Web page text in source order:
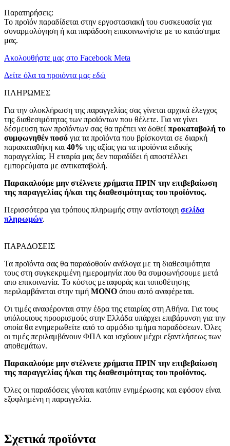
Παρατηρήσεις:
Το προϊόν παραδίδεται στην εργοστασιακή του συσκευασία για
συναρμολόγηση ή και παράδοση επικοινωνήστε με το κατάστημα
μας.
Ακολουθήστε μας στο Facebook Meta
Δείτε όλα τα προιόντα μας εδώ
ΠΛΗΡΩΜΕΣ
Για την ολοκλήρωση της παραγγελίας σας γίνεται αρχικά έλεγχος
της διαθεσιμότητας των προϊόντων που θέλετε. Για να γίνει
δέσμευση των προϊόντων σας θα πρέπει να δοθεί προκαταβολή το
συμφωνηθέν ποσό για τα προϊόντα που βρίσκονται σε διαρκή
παρακαταθήκη και 40% της αξίας για τα προϊόντα ειδικής
παραγγελίας. Η εταιρία μας δεν παραδίδει ή αποστέλλει
εμπορεύματα με αντικαταβολή.
Παρακαλούμε μην στέλνετε χρήματα ΠΡΙΝ την επιβεβαίωση
της παραγγελίας ή/και της διαθεσιμότητας του προϊόντος.
Περισσότερα για τρόπους πληρωμής στην αντίστοιχη σελίδα
πληρωμών.
ΠΑΡΑΔΟΣΕΙΣ
Τα προϊόντα σας θα παραδοθούν ανάλογα με τη διαθεσιμότητα
τους στη συγκεκριμένη ημερομηνία που θα συμφωνήσουμε μετά
απο επικοινωνία. Το κόστος μεταφοράς και τοποθέτησης
περιλαμβάνεται στην τιμή MONO όπου αυτό αναφέρεται.
Οι τιμές αναφέρονται στην έδρα της εταιρίας στη Αθήνα. Για τους
υπόλοιπους προορισμούς στην Ελλάδα υπάρχει επιβάρυνση για την
οποία θα ενημερωθείτε από το αρμόδιο τμήμα παραδόσεων. Όλες
οι τιμές περιλαμβάνουν ΦΠΑ και ισχύουν μέχρι εξαντλήσεως των
αποθεμάτων.
Παρακαλούμε μην στέλνετε χρήματα ΠΡΙΝ την επιβεβαίωση
της παραγγελίας ή/και της διαθεσιμότητας του προϊόντος.
Όλες οι παραδόσεις γίνοται κατόπιν ενημέρωσης και εφόσον είναι
εξοφλημένη η παραγγελία.
Σχετικά προϊόντα